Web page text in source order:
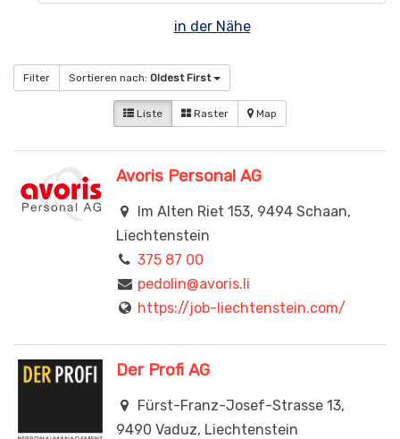
in der Nähe
Filter Sortieren nach: Oldest First
Liste Raster Map
Avoris Personal AG
Im Alten Riet 153, 9494 Schaan,
Liechtenstein
375 87 00
pedolin@avoris.li
https://job-liechtenstein.com/
Der Profi AG
Fürst-Franz-Josef-Strasse 13,
9490 Vaduz, Liechtenstein